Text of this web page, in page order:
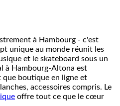
à Hambourg - c'est
unique au monde réunit les
et le skateboard sous un
à Hambourg-Altona est
que boutique en ligne et
accessoires compris. Le
offre tout ce que le cœur